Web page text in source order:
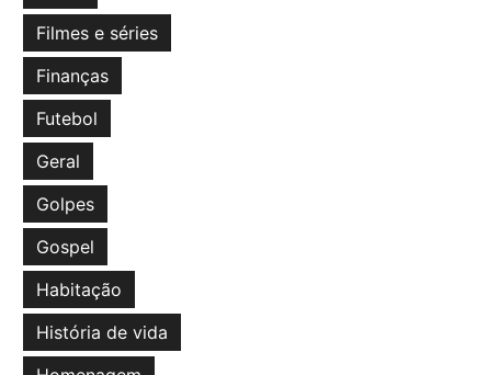
Filmes e séries
Finanças
Futebol
Geral
Golpes
Gospel
Habitação
História de vida